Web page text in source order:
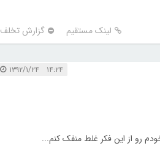
لینک مستقیم گزارش تخلف
۱۴:۲۴ ۱۳۹۲/۱/۲۴
رو از این فکر غلط منفک کنم...